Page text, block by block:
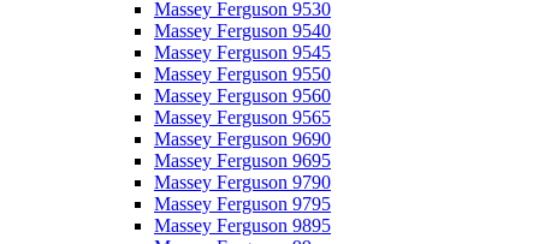
Massey Ferguson 9530
Massey Ferguson 9540
Massey Ferguson 9545
Massey Ferguson 9550
Massey Ferguson 9560
Massey Ferguson 9565
Massey Ferguson 9690
Massey Ferguson 9695
Massey Ferguson 9790
Massey Ferguson 9795
Massey Ferguson 9895